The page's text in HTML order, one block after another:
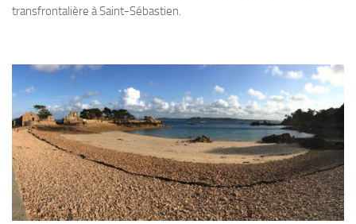
Jeune plongeur
Plongeur N3
Maintien des acquis
Guide de palanquée N4
Initiateur
Moniteur Fédéral
Organisation
transfrontalière à Saint-Sébastien.